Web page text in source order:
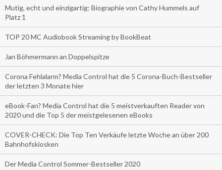
Mutig, echt und einzigartig: Biographie von Cathy Hummels auf
Platz 1
TOP 20 MC Audiobook Streaming by BookBeat
Jan Böhmermann an Doppelspitze
Corona Fehlalarm? Media Control hat die 5 Corona-Buch-Bestseller
der letzten 3 Monate hier
eBook-Fan? Media Control hat die 5 meistverkauften Reader von
2020 und die Top 5 der meistgelesenen eBooks
COVER-CHECK: Die Top Ten Verkäufe letzte Woche an über 200
Bahnhofskiosken
Der Media Control Sommer-Bestseller 2020